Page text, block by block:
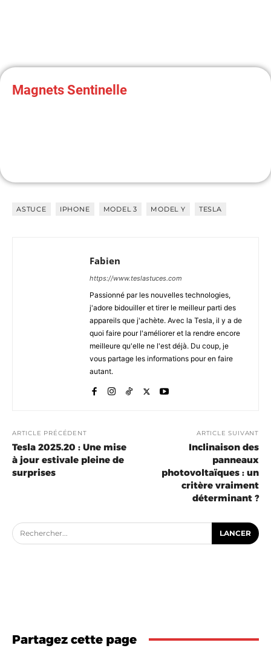
Magnets Sentinelle
J'Y VAIS
ASTUCE IPHONE MODEL 3 MODEL Y TESLA
Fabien
https://www.teslastuces.com
Passionné par les nouvelles technologies,
j'adore bidouiller et tirer le meilleur parti des
appareils que j'achète. Avec la Tesla, il y a de
quoi faire pour l'améliorer et la rendre encore
meilleure qu'elle ne l'est déjà. Du coup, je
vous partage les informations pour en faire
autant.
ARTICLE PRÉCÉDENT
Tesla 2025.20 : Une mise
à jour estivale pleine de
surprises
ARTICLE SUIVANT
Inclinaison des
panneaux
photovoltaïques : un
critère vraiment
déterminant ?
Rechercher... LANCER
Partagez cette page